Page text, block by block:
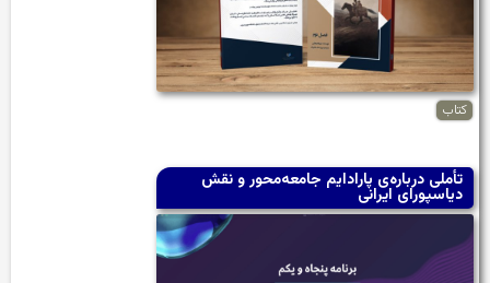
کتاب
تأملی درباره‌ی پارادایم جامعه‌محور و نقش
دیاسپورای ایرانی